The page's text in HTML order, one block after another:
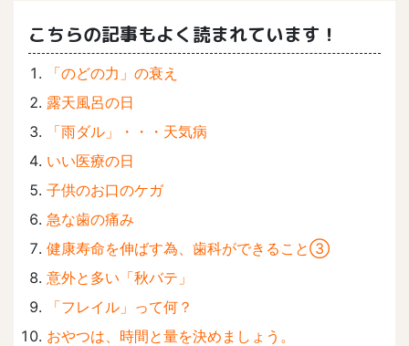
こちらの記事もよく読まれています！
「のどの力」の衰え
露天風呂の日
「雨ダル」・・・天気病
いい医療の日
子供のお口のケガ
急な歯の痛み
健康寿命を伸ばす為、歯科ができること③
意外と多い「秋バテ」
「フレイル」って何？
おやつは、時間と量を決めましょう。